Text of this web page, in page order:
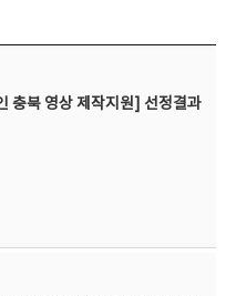
충북 영상 제작지원] 선정결과